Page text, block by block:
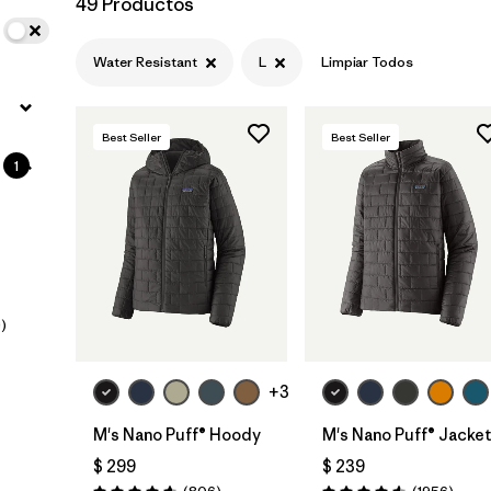
Hooded
Packable (25)
(23)
Mostrar todo (10)
1
Water Resistant L Limpiar Todos
Best Seller
+3
M's Nano Puff® Hoody
$ 299
Best Seller
M's Nano Puff® Jacket
$ 239